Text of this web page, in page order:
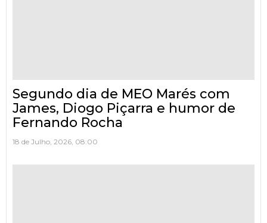
Segundo dia de MEO Marés com
James, Diogo Piçarra e humor de
Fernando Rocha
18 de Julho, 2026, 08:00